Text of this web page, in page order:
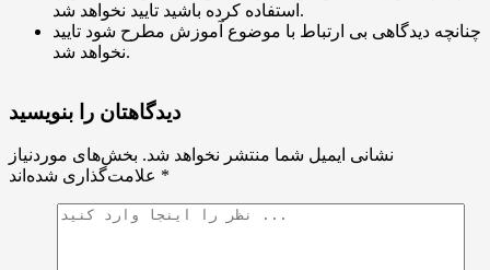
استفاده کرده باشید تایید نخواهد شد.
چنانچه دیدگاهی بی ارتباط با موضوع آموزش مطرح شود تایید
نخواهد شد.
دیدگاهتان را بنویسید
نشانی ایمیل شما منتشر نخواهد شد. بخش‌های موردنیاز
*